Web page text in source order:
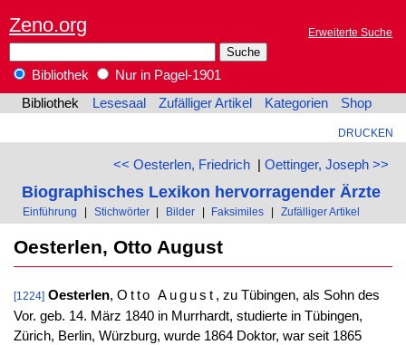
Zeno.org Erweiterte Suche
Bibliothek
Nur in Pagel-1901
Bibliothek
Lesesaal Zufälliger Artikel Kategorien Shop
DRUCKEN
<< Oesterlen, Friedrich| Oettinger, Joseph >>
Biographisches Lexikon hervorragender Ärzte
Einführung | Stichwörter | Bilder | Faksimiles | Zufälliger Artikel
Oesterlen, Otto August
[1224] Oesterlen, Otto August , zu Tübingen, als Sohn des
Vor. geb. 14. März 1840 in Murrhardt, studierte in Tübingen,
Zürich, Berlin, Würzburg, wurde 1864 Doktor, war seit 1865